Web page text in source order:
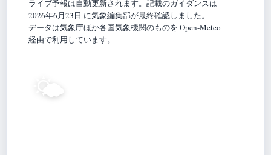
ライブ予報は自動更新されます。記載のガイダンスは
2026年6月23日 に気象編集部が最終確認しました。
データは気象庁ほか各国気象機関のものを Open-Meteo
経由で利用しています。
🌤️